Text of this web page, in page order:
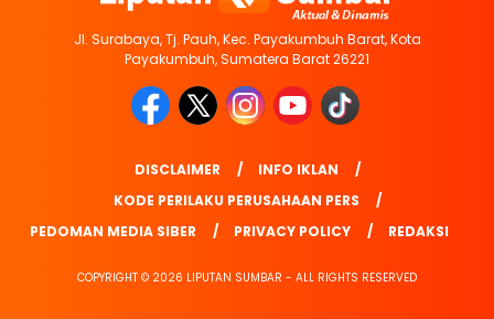
Jl. Surabaya, Tj. Pauh, Kec. Payakumbuh Barat, Kota
Payakumbuh, Sumatera Barat 26221
DISCLAIMER
INFO IKLAN
KODE PERILAKU PERUSAHAAN PERS
PEDOMAN MEDIA SIBER
PRIVACY POLICY REDAKSI
COPYRIGHT © 2026 LIPUTAN SUMBAR - ALL RIGHTS RESERVED